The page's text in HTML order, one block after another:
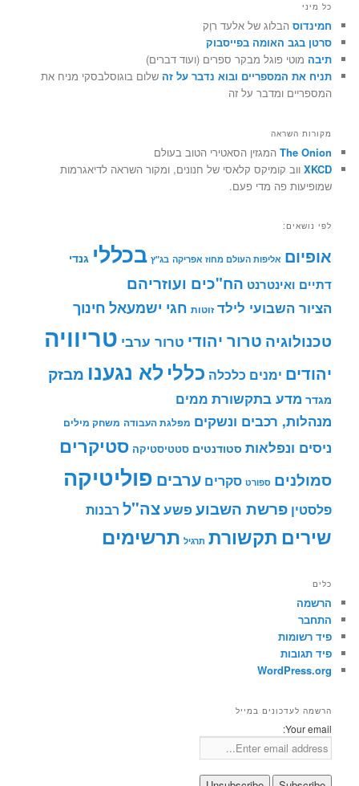
כל מיני
חמינדוס הבלוג של אלעד רוֶק
סרטן בגב האומה בפייסבוק
תיבה מוטי פוגל מבקר ספרים (ועוד דברים)
תניח את המספריים ובוא נדבר על זה שלום בוגוסלבסקי מניח את
המספריים ומדבר על זה
מקורות השראה
The Onion המגזין הסאטירי הטוב בעולם
XKCD ווב קומיקס קלאסי של חנונים, ומקור השראה לדיאגרמות
שמופיעות פה מדי פעם.
לפי נושאים:
אופיום אליפות העולם מחוז אפריקה בג"ץ בכללי גנדי
דתיים ואינטרנט הח"כים ועוזריהם
הציור השבועי לילד זוטות חגי ישמעאל חינוך
טכנולוגיה טרור יהודי טרור ערבי טריוויה
יהודים ימנים כלכלה כללי לא נגענו מבזק
מגדר מדע בתקשורת ממים
מנהלות, רכבים ונשקים מפלגת העבודה משחק מילים
ניסים ונפלאות סטודנטים סטטיסטיקה סטיקרים
סמולנים ספורט סקרים ערבים פוליטיקה
פלסטין פרשת השבועפשעצה"ל רבנות
שירים תקשורת תרגיל תרשימים
כלים
הרשמה
התחבר
פיד רשומות
פיד תגובות
WordPress.org
הרשמה לעדכונים במייל
Your email: